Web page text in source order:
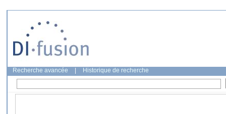
Recherche avancée Historique de recherche